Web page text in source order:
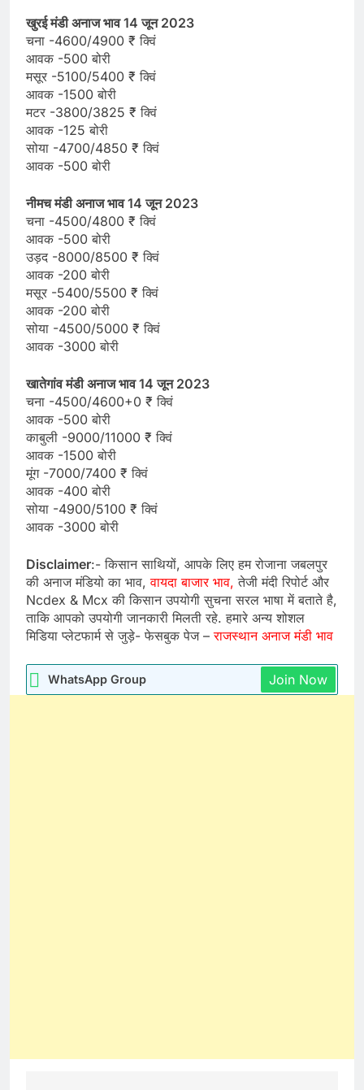
खुरई मंडी अनाज भाव 14 जून 2023
चना -4600/4900 ₹ क्विं
आवक -500 बोरी
मसूर -5100/5400 ₹ क्विं
आवक -1500 बोरी
मटर -3800/3825 ₹ क्विं
आवक -125 बोरी
सोया -4700/4850 ₹ क्विं
आवक -500 बोरी
नीमच मंडी अनाज भाव 14 जून 2023
चना -4500/4800 ₹ क्विं
आवक -500 बोरी
उड़द -8000/8500 ₹ क्विं
आवक -200 बोरी
मसूर -5400/5500 ₹ क्विं
आवक -200 बोरी
सोया -4500/5000 ₹ क्विं
आवक -3000 बोरी
खातेगांव मंडी अनाज भाव 14 जून 2023
चना -4500/4600+0 ₹ क्विं
आवक -500 बोरी
काबुली -9000/11000 ₹ क्विं
आवक -1500 बोरी
मूंग -7000/7400 ₹ क्विं
आवक -400 बोरी
सोया -4900/5100 ₹ क्विं
आवक -3000 बोरी
Disclaimer:- किसान साथियों, आपके लिए हम रोजाना जबलपुर
की अनाज मंडियो का भाव, वायदा बाजार भाव, तेजी मंदी रिपोर्ट और
Ncdex & Mcx की किसान उपयोगी सुचना सरल भाषा में बताते है,
ताकि आपको उपयोगी जानकारी मिलती रहे. हमारे अन्य शोशल
मिडिया प्लेटफार्म से जुड़े- फेसबुक पेज –राजस्थान अनाज मंडी भाव
WhatsApp Group Join Now